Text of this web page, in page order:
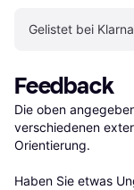
Gelistet bei Klarna
Feedback
Die oben
verschiedenen
Orientierung.
Haben Sie etwas